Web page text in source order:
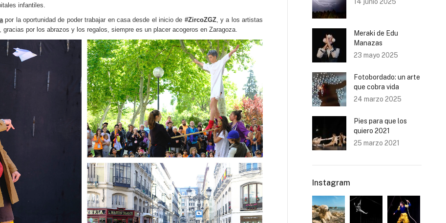
infantiles.
por la oportunidad de poder trabajar en casa desde el inicio de #ZircoZGZ, y a los artistas
gracias por los abrazos y los regalos, siempre es un placer acogeros en Zaragoza.
Meraki de Edu
Manazas
23 mayo 2025
Fotobordado: un arte
que cobra vida
24 marzo 2025
Pies para que los
quiero 2021
25 marzo 2021
Instagram